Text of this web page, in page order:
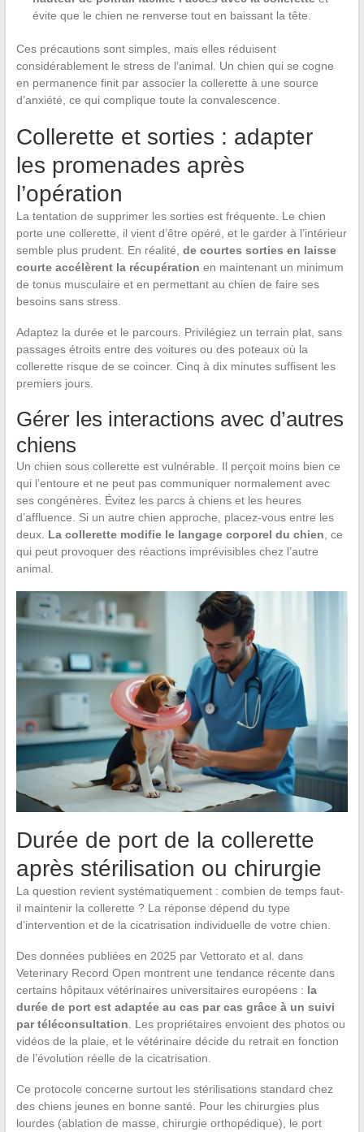
évite que le chien ne renverse tout en baissant la tête.
Ces précautions sont simples, mais elles réduisent
considérablement le stress de l’animal. Un chien qui se cogne
en permanence finit par associer la collerette à une source
d’anxiété, ce qui complique toute la convalescence.
Collerette et sorties : adapter
les promenades après
l’opération
La tentation de supprimer les sorties est fréquente. Le chien
porte une collerette, il vient d’être opéré, et le garder à l’intérieur
semble plus prudent. En réalité, de courtes sorties en laisse
courte accélèrent la récupération en maintenant un minimum
de tonus musculaire et en permettant au chien de faire ses
besoins sans stress.
Adaptez la durée et le parcours. Privilégiez un terrain plat, sans
passages étroits entre des voitures ou des poteaux où la
collerette risque de se coincer. Cinq à dix minutes suffisent les
premiers jours.
Gérer les interactions avec d’autres
chiens
Un chien sous collerette est vulnérable. Il perçoit moins bien ce
qui l’entoure et ne peut pas communiquer normalement avec
ses congénères. Évitez les parcs à chiens et les heures
d’affluence. Si un autre chien approche, placez-vous entre les
deux. La collerette modifie le langage corporel du chien , ce
qui peut provoquer des réactions imprévisibles chez l’autre
animal.
Durée de port de la collerette
après stérilisation ou chirurgie
La question revient systématiquement : combien de temps faut-
il maintenir la collerette ? La réponse dépend du type
d’intervention et de la cicatrisation individuelle de votre chien.
Des données publiées en 2025 par Vettorato et al. dans
Veterinary Record Open montrent une tendance récente dans
certains hôpitaux vétérinaires universitaires européens : la
durée de port est adaptée au cas par cas grâce à un suivi
par téléconsultation. Les propriétaires envoient des photos ou
vidéos de la plaie, et le vétérinaire décide du retrait en fonction
de l’évolution réelle de la cicatrisation.
Ce protocole concerne surtout les stérilisations standard chez
des chiens jeunes en bonne santé. Pour les chirurgies plus
lourdes (ablation de masse, chirurgie orthopédique), le port